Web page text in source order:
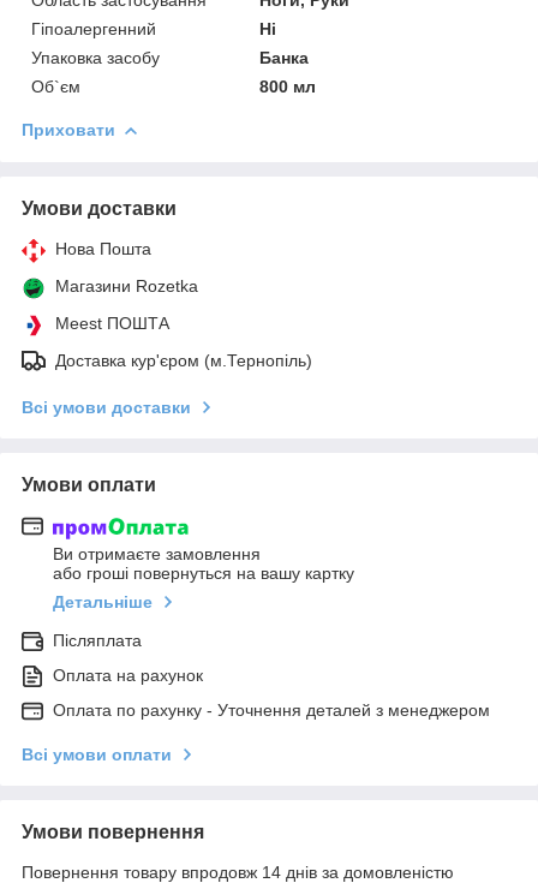
Гіпоалергенний
Ні
Упаковка засобу
Банка
Об`єм
800 мл
Приховати
Умови доставки
Нова Пошта
Магазини Rozetka
Meest ПОШТА
Доставка кур'єром (м.Тернопіль)
Всі умови доставки
Умови оплати
Ви отримаєте замовлення
або гроші повернуться на вашу картку
Детальніше
Післяплата
Оплата на рахунок
Оплата по рахунку - Уточнення деталей з менеджером
Всі умови оплати
Умови повернення
Повернення товару впродовж 14 днів за домовленістю